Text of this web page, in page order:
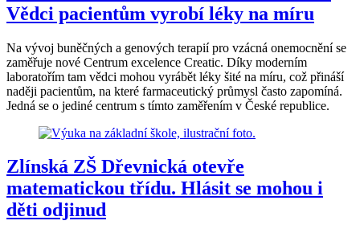
Vědci pacientům vyrobí léky na míru
Na vývoj buněčných a genových terapií pro vzácná onemocnění se
zaměřuje nové Centrum excelence Creatic. Díky moderním
laboratořím tam vědci mohou vyrábět léky šité na míru, což přináší
naději pacientům, na které farmaceutický průmysl často zapomíná.
Jedná se o jediné centrum s tímto zaměřením v České republice.
Zlínská ZŠ Dřevnická otevře
matematickou třídu. Hlásit se mohou i
děti odjinud